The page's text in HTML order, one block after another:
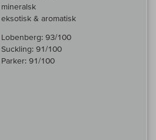
mineralsk
eksotisk & aromatisk
Lobenberg: 93/100
Suckling: 91/100
Parker: 91/100